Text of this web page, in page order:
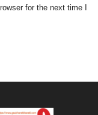
for the next time I